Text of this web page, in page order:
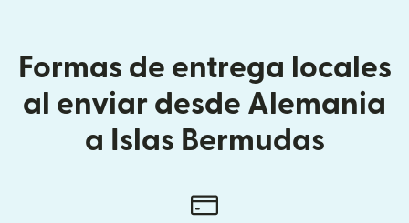
Formas de entrega locales
al enviar desde Alemania
a Islas Bermudas